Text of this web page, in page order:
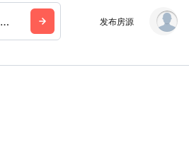
Machias Wa 发布房源